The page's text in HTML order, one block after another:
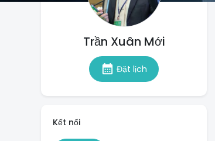
Trần Xuân Mới
calendar_month Đặt lịch
Kết nối